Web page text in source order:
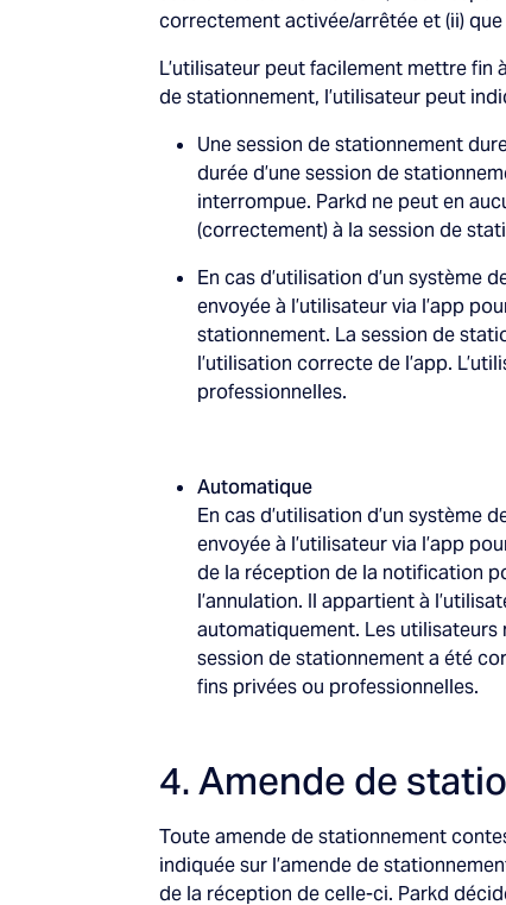
correctement activée/arrêtée et (ii)
L’utilisateur peut facilement mettre fin
de stationnement, l’utilisateur peut
Une session de stationnement
durée d’une session de
interrompue. Parkd ne peut en
(correctement) à la session de
En cas d’utilisation d’un
envoyée à l’utilisateur via l’app
stationnement. La session de
l’utilisation correcte de l’app.
professionnelles.
Automatique
En cas d’utilisation d’un
envoyée à l’utilisateur via l’app
de la réception de la notification
l’annulation. Il appartient à
automatiquement. Les utilisateurs
session de stationnement a été
fins privées ou professionnelles.
4. Amende de
Toute amende de stationnement
indiquée sur l’amende de
de la réception de celle-ci. Parkd